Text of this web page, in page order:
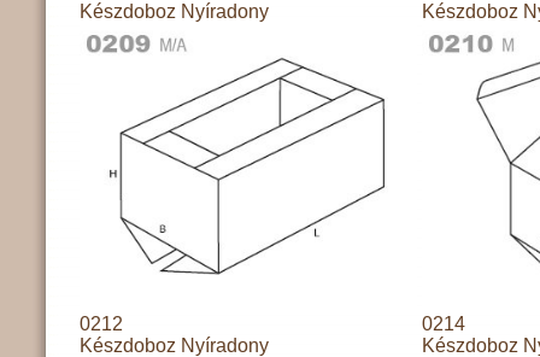
Készdoboz Nyíradony
Készdoboz
0212
Készdoboz Nyíradony
0214
Készdoboz